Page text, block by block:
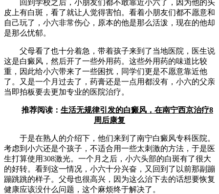
回到学校之后，小朋友们都不敢靠近小六了，因为他的头
皮上有白斑，看了就让人觉得害怕。看着小朋友们都不愿意和
自己玩了，小六非常伤心，原本的他是那么活泼，现在的他却
是那么忧郁。
父母看了也十分着急，带着孩子来到了当地医院，医生说
这是白癜风，然后开了一些外用药。这些外用药的味道比较
重，因此给小六带来了一些困扰，同学们更是不愿意靠近他
了。又是一个月过去了，药膏还是一点用都没有，小六的父亲
当即拍板要去更加专业的医院治疗。
推荐阅读： 生活无规律引发的白癜风，在南宁西京治疗8
周后康复
于是在熟人的介绍下，他们来到了南宁白癜风专科医院。
考虑到小六还是个孩子，不适合用一些太刺激的方法，于是医
生打算使用308激光。一个月之后，小六头部的白斑有了很大
的好转。看到这一情况，小六十分兴奋，又回到了以前那副蹦
蹦跳跳的样子。父母也很高兴，因为这么治下去的话想要恢复
健康应该没什么问题，这个麻烦终于解决了。